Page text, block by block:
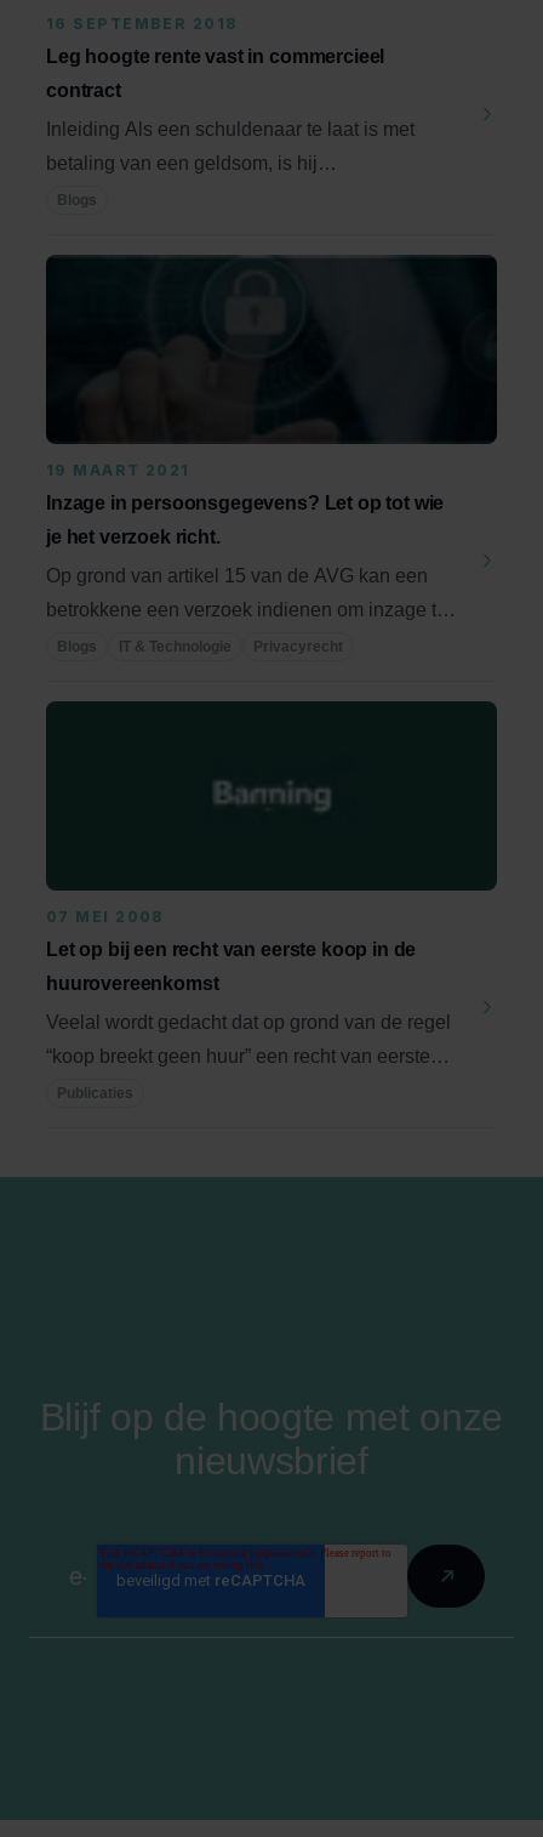
16 SEPTEMBER 2018
Leg hoogte rente vast in commercieel
contract
Inleiding Als een schuldenaar te laat is met
betaling van een geldsom, is hij
schadevergoeding ...
Blogs
19 MAART 2021
Inzage in persoonsgegevens? Let op tot wie
je het verzoek richt.
Op grond van artikel 15 van de AVG kan een
betrokkene een verzoek indienen om inzage te
krijgen in ...
Blogs IT & Technologie Privacyrecht
07 MEI 2008
Let op bij een recht van eerste koop in de
huurovereenkomst
Veelal wordt gedacht dat op grond van de regel
“koop breekt geen huur” een recht van eerste
koop ...
Publicaties
Blijf op de hoogte met onze
nieuwsbrief